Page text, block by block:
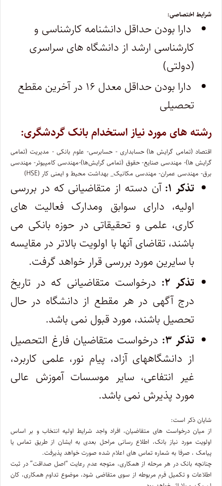
شرایط اختصاصی:
دارا بودن حداقل دانشنامه کارشناسی و
کارشناسی ارشد از دانشگاه های سراسری
(دولتی)
دارا بودن حداقل معدل ۱۶ در آخرین مقطع
تحصیلی
رشته های مورد نیاز استخدام بانک گردشگری:
اقتصاد (تمامی گرایش ها) حسابداری ‏- حسابرسی‏- علوم بانکی ‏- مدیریت (تمامی
گرایش ها)‏- مهندسی صنایع- حقوق (تمامی گرایش‌ها)-مهندسی کامپیوتر- مهندسی
برق- مهندسی عمران- مهندسی مکانیک_ بهداشت محیط و ایمنی کار (HSE)
تذکر ۱:
آن دسته از متقاضیانی که در بررسی
اولیه، دارای سوابق ومدارک فعالیت های
کاری، علمی و تحقیقاتی در حوزه بانکی می
باشند، تقاضای آنها با اولویت بالاتر در مقایسه
با سایرین مورد بررسی قرار خواهد گرفت.
تذکر ۲:
درخواست متقاضیانی که در تاریخ
درج آگهی در هر مقطع از دانشگاه در حال
تحصیل باشند، مورد قبول نمی باشد.
تذکر ۳:
درخواست متقاضیان فارغ التحصیل
از دانشگاههای آزاد، پیام نور، علمی کاربرد،
غیر انتفاعی، سایر موسسات آموزش عالی
مورد پذیرش نمی باشد.
شایان ذکر است:
از میان درخواست های متقاضیان، افراد واجد شرایط اولیه انتخاب و بر اساس
اولویت مورد نیاز بانک، اطلاع رسانی مراحل بعدی به ایشان از طریق تماس یا
پیامک ، صرفا به شماره تماس های اعلام شده صورت خواهد پذیرفت.
چنانچه بانک در هر مرحله از همکاری، متوجه عدم رعایت “اصل صداقت” در ثبت
اطلاعات و تکمیل فرم مربوطه از سوی متقاضی شود، موضوع تداوم همکاری، کان